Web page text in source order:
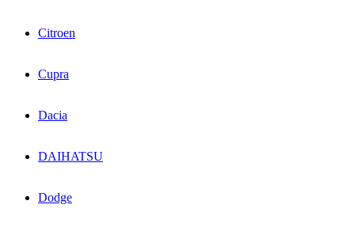
Citroen
Cupra
Dacia
DAIHATSU
Dodge